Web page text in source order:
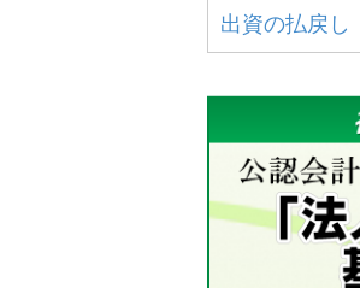
出資の払戻し